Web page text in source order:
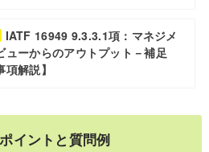
IATF 16949 9.3.3.1項：マネジメ
ューからのアウトプット－補足
項解説】
イントと質問例